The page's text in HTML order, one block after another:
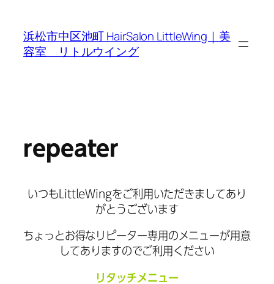
浜松市中区池町 HairSalon LittleWing｜美
容室 リトルウイング
repeater
いつもLittleWingをご利用いただきましてあり
がとうございます
ちょっとお得なリピーター専用のメニューが用意
してありますのでご利用ください
リタッチメニュー